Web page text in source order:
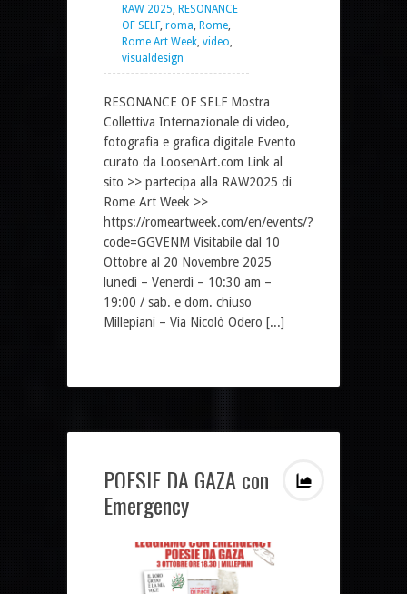
RAW 2025 RESONANCE
OF SELF, roma Rome
Rome Art Week video
visualdesign
RESONANCE OF SELF Mostra
Collettiva Internazionale di video,
fotografia e grafica digitale Evento
curato da LoosenArt.com Link al
sito >> partecipa alla RAW2025 di
Rome Art Week >>
https://romeartweek.com/en/events/?
code=GGVENM Visitabile dal 10
Ottobre al 20 Novembre 2025
lunedì – Venerdì – 10:30 am –
19:00 / sab. e dom. chiuso
Millepiani – Via Nicolò Odero [...]
POESIE DA GAZA con
Emergency